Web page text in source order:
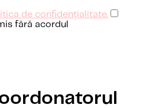
de confidențialitate.
fără acordul